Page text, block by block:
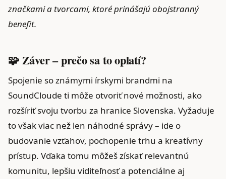
značkami a tvorcami, ktoré prinášajú obojstranný
benefit.
🧩 Záver – prečo sa to oplatí?
Spojenie so známymi írskymi brandmi na
SoundCloude ti môže otvoriť nové možnosti, ako
rozšíriť svoju tvorbu za hranice Slovenska. Vyžaduje
to však viac než len náhodné správy – ide o
budovanie vzťahov, pochopenie trhu a kreatívny
prístup. Vďaka tomu môžeš získať relevantnú
komunitu, lepšiu viditeľnosť a potenciálne aj